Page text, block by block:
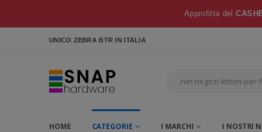
Approfitta del
UNICO ZEBRA BTRIN ITALIA
HOME CATEGORIE I MARCHI I NOSTRI